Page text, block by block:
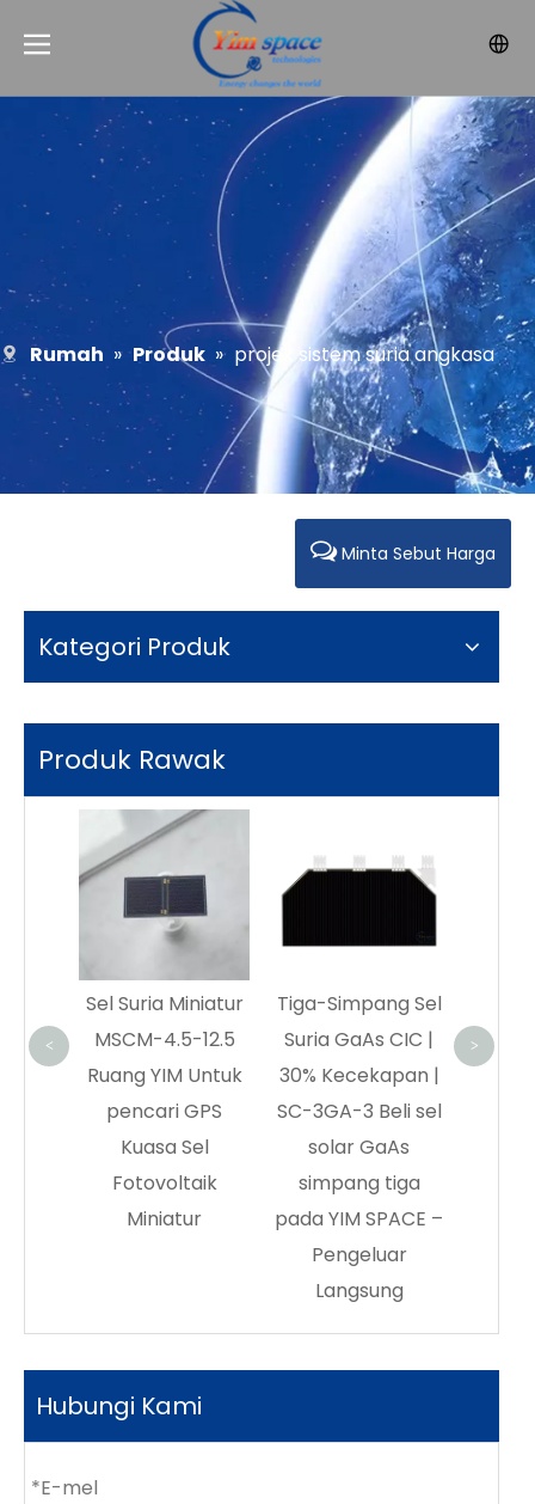
Rumah » Produk » projek sistem suria angkasa
Minta Sebut Harga
Kategori Produk
Produk Rawak
Miniatur
4.5-12.5
YIM Untuk
Tiga-Simpang Sel
Suria GaAs CIC |
30% Kecekapan |
SC-3GA-3 Beli sel
solar GaAs
simpang tiga
pada YIM SPACE –
Junction
Pemasangan Sel
Suria
Pembekal Sistem
Kuasa Satelit
< >
Hubungi Kami